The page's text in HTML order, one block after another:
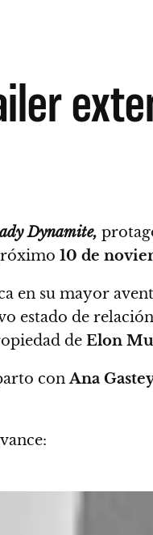
Dynamite,
10 de
en su mayor
estado de
de Elon
conAna